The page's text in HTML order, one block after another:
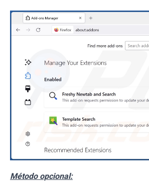
Método opcional: